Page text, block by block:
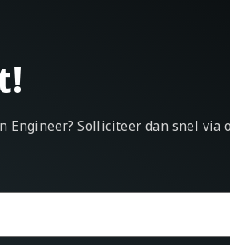
Engineer? Solliciteer dan snel